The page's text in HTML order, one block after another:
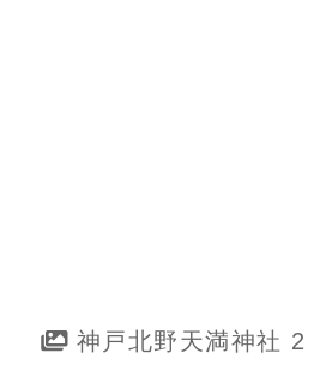
神戸北野天満神社 2